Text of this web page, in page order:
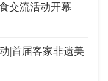
交流活动开幕
|首届客家非遗美